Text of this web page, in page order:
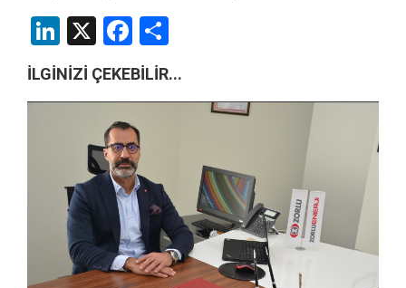
LinkedIn
X Facebook
İLGİNİZİ ÇEKEBİLİR...